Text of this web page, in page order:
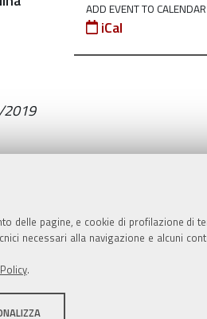
delle pagine, e cookie di profilazione di
necessari alla navigazione e alcuni
.
ADD EVENT TO CALENDAR
iCal